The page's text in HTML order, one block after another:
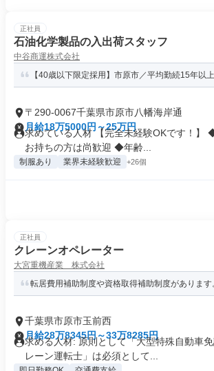
正社員
石油化学製品の入出荷スタッフ
中谷商運株式会社
【40歳以下限定採用】市原市／平均勤続15年以
〒290-0067千葉県市原市八幡海岸通
月給18万5000円～25万円
求めている人材 【完全未経験OKです！】
お持ちの方は尚歓迎 ◆年齢...
制服あり 業界未経験歓迎 +26個
正社員
クレーンオペレーター
大宮重機産業 株式会社
転居費用補助制度や資格取得補助制度があります
千葉県市原市玉前西
月給28万8345円～33万8285円
求める人材: 原則として「大型特殊自動車
レーン運転士」は必須として...